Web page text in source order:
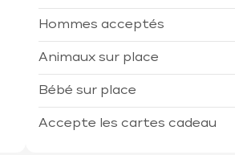
Hommes acceptés
Animaux sur place
Bébé sur place
Accepte les cartes cadeau